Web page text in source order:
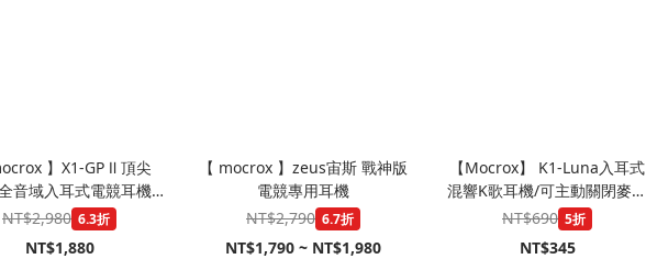
】X1-GP Ⅱ 頂尖
音域入耳式電競耳機
音源接孔｜聽聲辨位｜
控麥克風｜PUBG指定
NT$2,980 6.3折
NT$1,880
【 mocrox 】zeus宙斯 戰神版
電競專用耳機
NT$2,790 6.7折
NT$1,790 ~ NT$1,980
【Mocrox】 K1-Luna入耳式
混響K歌耳機/可主動關閉麥克
風/可調EQ模式
NT$690 5折
NT$345